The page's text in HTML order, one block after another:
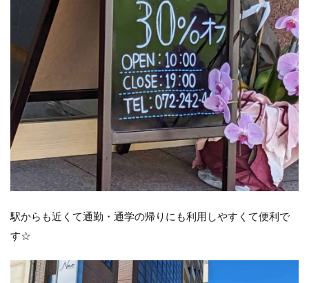
駅からも近くて通勤・通学の帰りにも利用しやすくて便利で
す☆